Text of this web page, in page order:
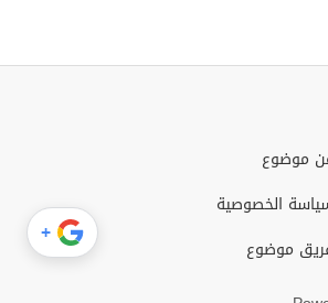
موضوع
الخصوصية
موضوع
+